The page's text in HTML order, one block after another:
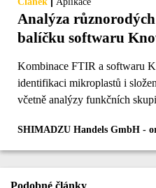
Analýza
balíčku softwaru
Kombinace FTIR a softwaru
identifikaci mikroplastů i
včetně analýzy funkčních
SHIMADZU Handels GmbH -